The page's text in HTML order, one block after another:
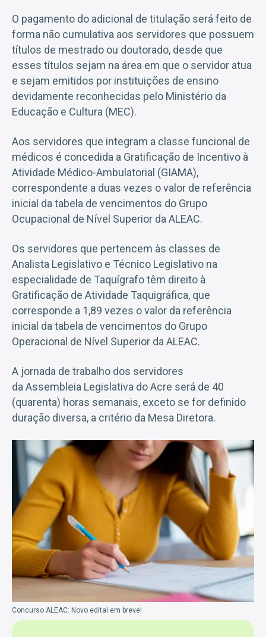
O pagamento do adicional de titulação será feito de
forma não cumulativa aos servidores que possuem
títulos de mestrado ou doutorado, desde que
esses títulos sejam na área em que o servidor atua
e sejam emitidos por instituições de ensino
devidamente reconhecidas pelo Ministério da
Educação e Cultura (MEC).
Aos servidores que integram a classe funcional de
médicos é concedida a Gratificação de Incentivo à
Atividade Médico-Ambulatorial (GIAMA),
correspondente a duas vezes o valor de referência
inicial da tabela de vencimentos do Grupo
Ocupacional de Nível Superior da ALEAC.
Os servidores que pertencem às classes de
Analista Legislativo e Técnico Legislativo na
especialidade de Taquígrafo têm direito à
Gratificação de Atividade Taquigráfica, que
corresponde a 1,89 vezes o valor da referência
inicial da tabela de vencimentos do Grupo
Operacional de Nível Superior da ALEAC.
A jornada de trabalho dos servidores
da Assembleia Legislativa do Acre será de 40
(quarenta) horas semanais, exceto se for definido
duração diversa, a critério da Mesa Diretora.
Concurso ALEAC: Novo edital em breve!